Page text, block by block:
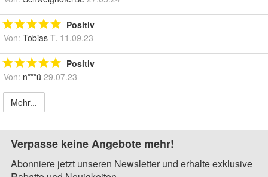
Positiv
Von: Tobias T. 11.09.23
Positiv
Von: n***ü 29.07.23
Mehr...
Verpasse keine Angebote mehr!
Abonniere jetzt unseren Newsletter und erhalte exklusive